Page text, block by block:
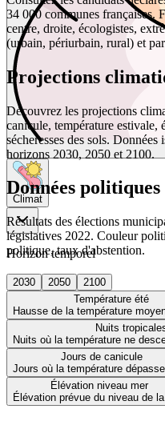
Climat
Horizon temporel
2030 2050
2100
Température été
Hausse de la température
Nuits
Nuits où la température ne
Jours de canicule
Jours où la température
Élévation niveau mer
Élévation prévue du niveau de
34 000 communes françaises.
centre, droite, écologistes,
(urbain, périurbain, rural) et
Projections
Découvrez les projections
canicule, température estivale,
sécheresses des sols.
horizons 2030, 2050 et 2100.
Données politiques
Résultats des élections
législatives 2022. Couleur
politique, taux d'abstention.